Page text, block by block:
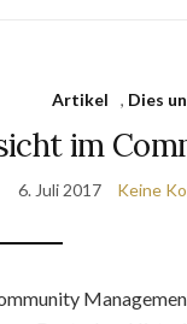
Artikel , Dies
im
6. Juli 2017 Keine